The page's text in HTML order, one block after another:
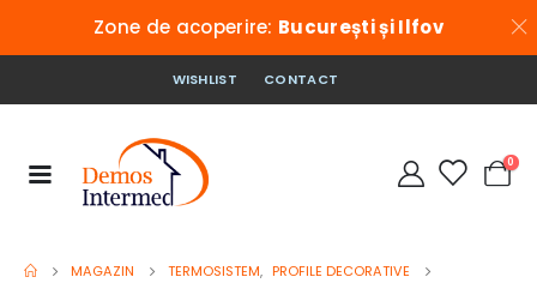
Zone de acoperire: București și Ilfov
WISHLIST CONTACT
0
MAGAZIN TERMOSISTEM, PROFILE DECORATIVE